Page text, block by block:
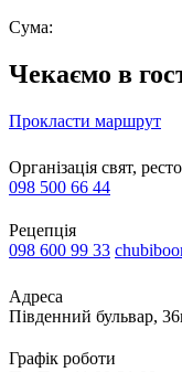
Сума:
Чекаємо в
Прокласти маршрут
Організація свят,
098 500 66 44
Рецепція
098 600 99 33
Адреса
Південний бульвар,
Графік роботи